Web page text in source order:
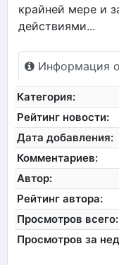
крайней мере и
действиями...
Информация
Категория:
Рейтинг новости:
Дата добавления:
Комментариев:
Автор:
Рейтинг автора:
Просмотров всего:
Просмотров за